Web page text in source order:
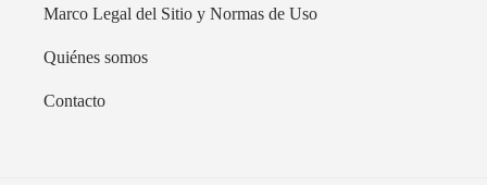
Marco Legal del Sitio y Normas de Uso
Quiénes somos
Contacto